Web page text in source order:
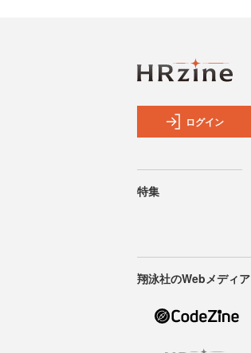
ログイン
特集
翔泳社のWebメディア